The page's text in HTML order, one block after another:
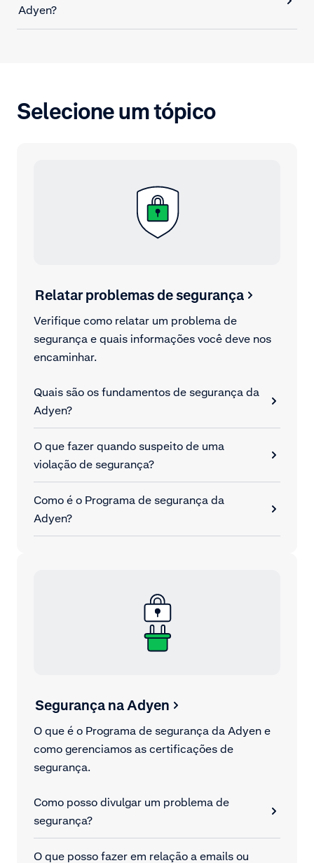
Adyen?
Selecione um tópico
Relatar problemas de segurança
Verifique como relatar um problema de
segurança e quais informações você deve nos
encaminhar.
Quais são os fundamentos de segurança da
Adyen?
O que fazer quando suspeito de uma
violação de segurança?
Como é o Programa de segurança da
Adyen?
Segurança na Adyen
O que é o Programa de segurança da Adyen e
como gerenciamos as certificações de
segurança.
Como posso divulgar um problema de
segurança?
O que posso fazer em relação a emails ou